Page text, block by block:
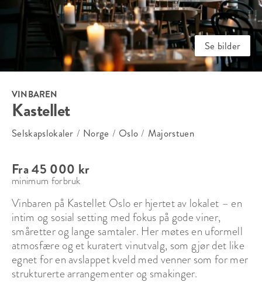
Se bilder
VINBAREN
Kastellet
Selskapslokaler / Norge / Oslo / Majorstuen
Fra 45 000 kr
minimum forbruk
Vinbaren på Kastellet Oslo er hjertet av lokalet – en
intim og sosial setting med fokus på gode viner,
småretter og lange samtaler. Her møtes en uformell
atmosfære og et kuratert vinutvalg, som gjør det like
egnet for en avslappet kveld med venner som for mer
strukturerte arrangementer og smakinger.